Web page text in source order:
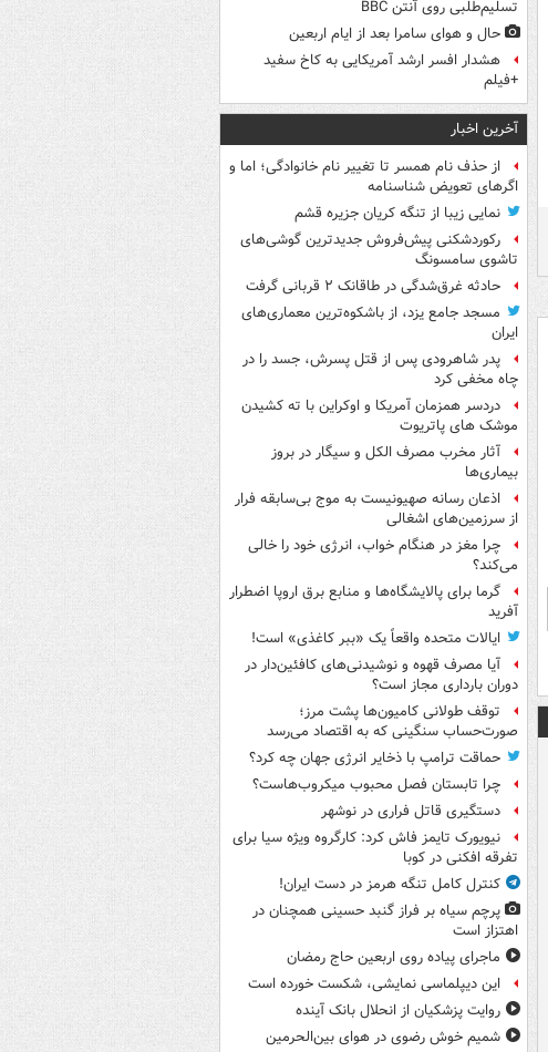
تسلیم‌طلبی روی آنتن BBC
حال و هوای سامرا بعد از ایام اربعین
هشدار افسر ارشد آمریکایی به کاخ سفید
+فیلم
آخرین اخبار
از حذف نام همسر تا تغییر نام خانوادگی؛ اما و
اگرهای تعویض شناسنامه
نمایی زیبا از تنگه کریان جزیره قشم
رکوردشکنی پیش‌فروش جدیدترین گوشی‌های
تاشوی سامسونگ
حادثه غرق‌شدگی در طاقانک ۲ قربانی گرفت
مسجد جامع یزد، از باشکوه‌ترین معماری‌های
ایران
پدر شاهرودی پس از قتل پسرش، جسد را در
چاه مخفی کرد
دردسر همزمان آمریکا و اوکراین با ته کشیدن
موشک های پاتریوت
آثار مخرب مصرف الکل و سیگار در بروز
بیماری‌ها
اذعان رسانه صهیونیست به موج بی‌سابقه فرار
از سرزمین‌های اشغالی
چرا مغز در هنگام خواب، انرژی خود را خالی
می‌کند؟
گرما برای پالایشگاه‌ها و منابع برق اروپا اضطرار
آفرید
ایالات متحده واقعاً یک «ببر کاغذی» است!
آیا مصرف قهوه و نوشیدنی‌های کافئین‌دار در
دوران بارداری مجاز است؟
توقف طولانی کامیون‌ها پشت مرز؛
صورت‌حساب سنگینی که به اقتصاد می‌رسد
حماقت ترامپ با ذخایر انرژی جهان چه کرد؟
چرا تابستان فصل محبوب میکروب‌هاست؟
دستگیری قاتل فراری در نوشهر
نیویورک تایمز فاش کرد: کارگروه ویژه سیا برای
تفرقه افکنی در کوبا
کنترل کامل تنگه هرمز در دست ایران!
پرچم سیاه بر فراز گنبد حسینی همچنان در
اهتزاز است
ماجرای پیاده روی اربعین حاج رمضان
این دیپلماسی نمایشی، شکست خورده است
روایت پزشکیان از انحلال بانک آینده
شمیم خوش رضوی در هوای بین‌الحرمین